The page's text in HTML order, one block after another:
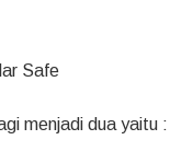
Safe
menjadi dua yaitu :